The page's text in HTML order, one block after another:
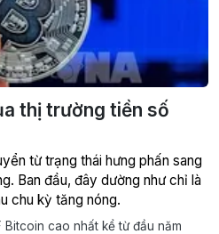
thị trường tiền số
từ trạng thái hưng phấn sang
Ban đầu, đây dường như chỉ là
chu kỳ tăng nóng.
cao nhất kể từ đầu năm